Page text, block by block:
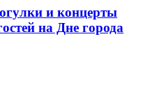
и концерты
на Дне города